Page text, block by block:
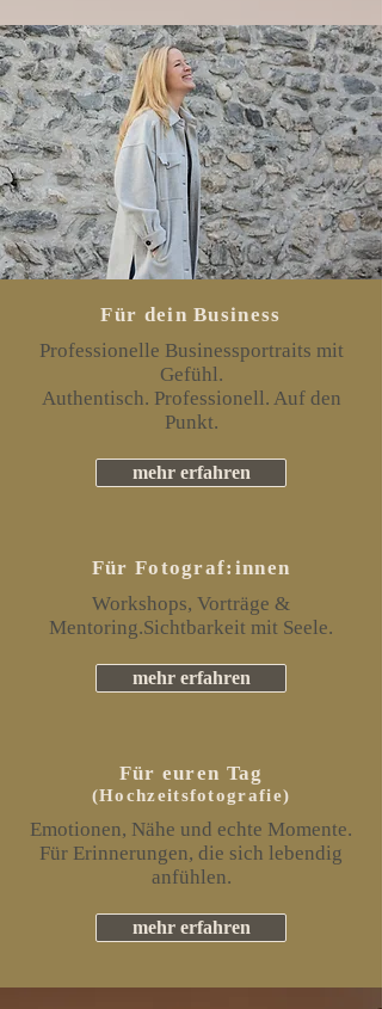
Für dein Business
Professionelle Businessportraits mit
Gefühl.
Authentisch. Professionell. Auf den
Punkt.
mehr erfahren
Für Fotograf:innen
Workshops, Vorträge &
Mentoring.Sichtbarkeit mit Seele.
mehr erfahren
Für euren Tag
(Hochzeitsfotografie)
Emotionen, Nähe und echte Momente.
Für Erinnerungen, die sich lebendig
anfühlen.
mehr erfahren